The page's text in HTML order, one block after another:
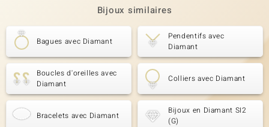
Bijoux similaires
Bagues avec Diamant
Pendentifs avec
Diamant
Boucles d'oreilles avec
Diamant
Colliers avec Diamant
Bracelets avec Diamant
Bijoux en Diamant SI2
(G)